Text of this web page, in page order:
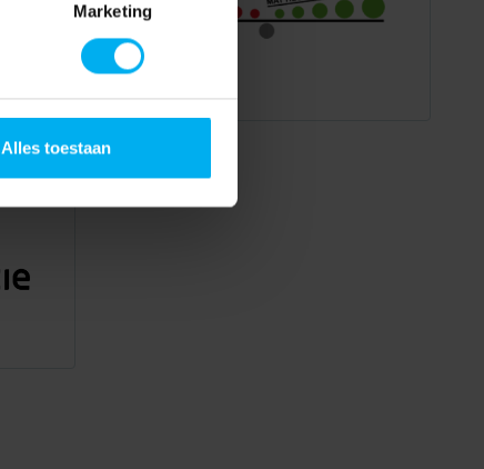
Marketing
Alles toestaan